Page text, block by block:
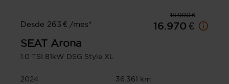
18.990 €
Desde 263 € /mes*
16.970 €
SEAT Arona
1.0 TSI 81kW DSG Style XL
2024
36.361 km